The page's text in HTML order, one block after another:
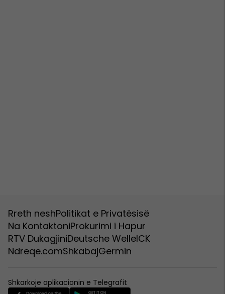
Rreth neshPolitikat e Privatësisë
Na KontaktoniProkurimi i Hapur
RTV DukagjiniDeutsche WelleICK
Ndreqe.comShkabajGermin
Shkarkoje aplikacionin e Telegrafit